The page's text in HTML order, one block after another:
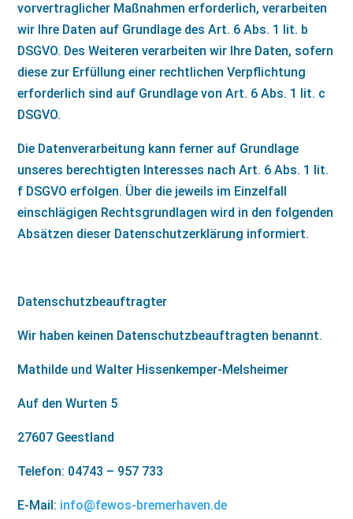
vorvertraglicher Maßnahmen erforderlich, verarbeiten
wir Ihre Daten auf Grundlage des Art. 6 Abs. 1 lit. b
DSGVO. Des Weiteren verarbeiten wir Ihre Daten, sofern
diese zur Erfüllung einer rechtlichen Verpflichtung
erforderlich sind auf Grundlage von Art. 6 Abs. 1 lit. c
DSGVO.
Die Datenverarbeitung kann ferner auf Grundlage
unseres berechtigten Interesses nach Art. 6 Abs. 1 lit.
f DSGVO erfolgen. Über die jeweils im Einzelfall
einschlägigen Rechtsgrundlagen wird in den folgenden
Absätzen dieser Datenschutzerklärung informiert.
Datenschutzbeauftragter
Wir haben keinen Datenschutzbeauftragten benannt.
Mathilde und Walter Hissenkemper-Melsheimer
Auf den Wurten 5
27607 Geestland
Telefon: 04743 – 957 733
E-Mail: info@fewos-bremerhaven.de